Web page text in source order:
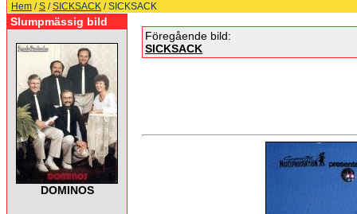
Hem /S /SICKSACK / SICKSACK
Slumpmässig bild
DOMINOS
Föregående bild:
SICKSACK